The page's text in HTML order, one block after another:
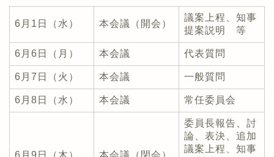
6月1日（水） 本会議（開会）
議案上程、知事
提案説明 等
6月6日（月） 本会議 代表質問
6月7日（火） 本会議 一般質問
6月8日（水） 本会議 常任委員会
6月9日（木） 本会議（閉会）
委員長報告、討
論、表決、追加
議案上程、知事